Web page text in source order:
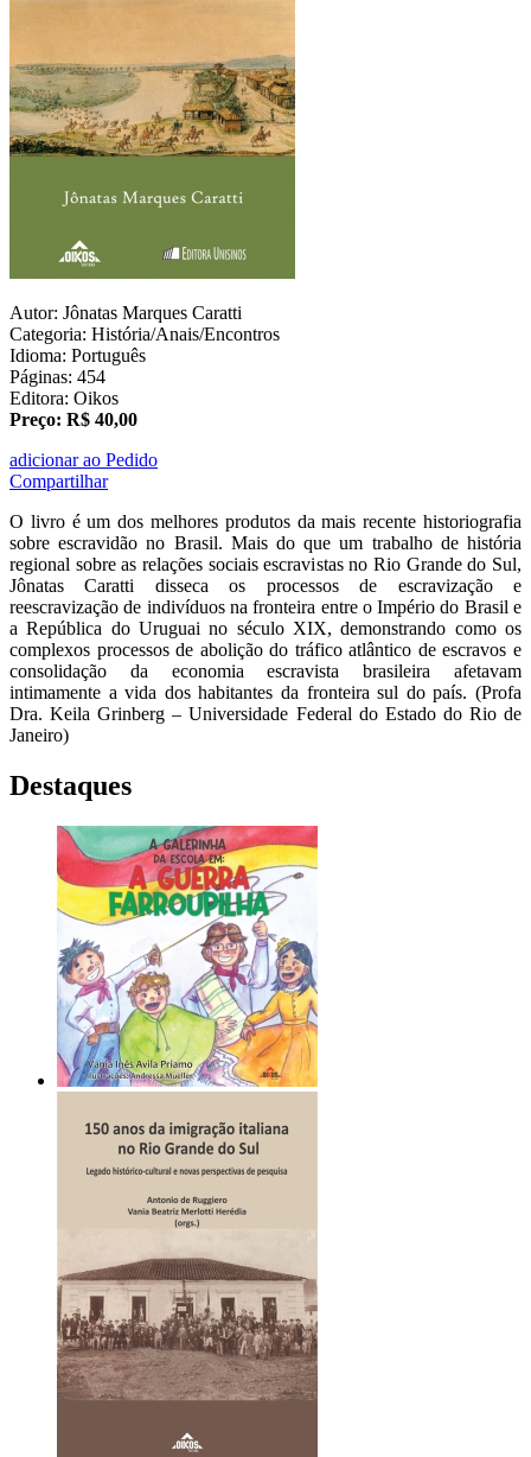
Autor: Jônatas Marques Caratti
Categoria: História/Anais/Encontros
Idioma: Português
Páginas: 454
Editora: Oikos
Preço: R$ 40,00
adicionar ao Pedido
Compartilhar
O livro é um dos melhores produtos da mais recente historiografia
sobre escravidão no Brasil. Mais do que um trabalho de história
regional sobre as relações sociais escravistas no Rio Grande do Sul,
Jônatas Caratti disseca os processos de escravização e
reescravização de indivíduos na fronteira entre o Império do Brasil e
a República do Uruguai no século XIX, demonstrando como os
complexos processos de abolição do tráfico atlântico de escravos e
consolidação da economia escravista brasileira afetavam
intimamente a vida dos habitantes da fronteira sul do país. (Profa
Dra. Keila Grinberg – Universidade Federal do Estado do Rio de
Janeiro)
Destaques